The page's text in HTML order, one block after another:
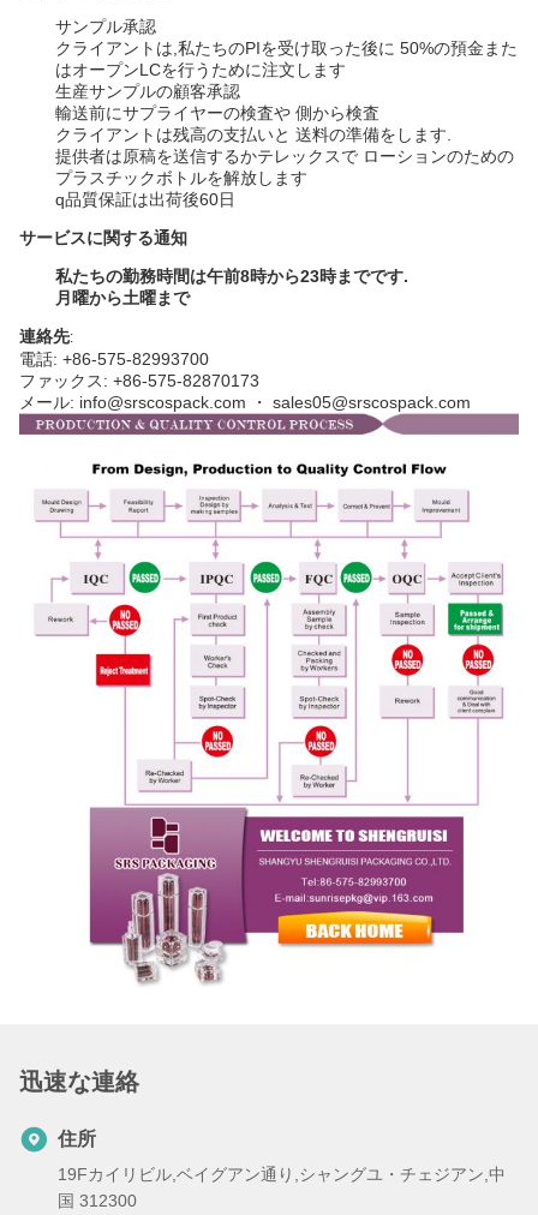
サンプル承認
クライアントは,私たちのPIを受け取った後に 50%の預金また
はオープンLCを行うために注文します
生産サンプルの顧客承認
輸送前にサプライヤーの検査や 側から検査
クライアントは残高の支払いと 送料の準備をします.
提供者は原稿を送信するかテレックスで ローションのための
プラスチックボトルを解放します
q品質保証は出荷後60日
サービスに関する通知
私たちの勤務時間は午前8時から23時までです.
月曜から土曜まで
連絡先:
電話: +86-575-82993700
ファックス: +86-575-82870173
メール: info@srscospack.com ・ sales05@srscospack.com
迅速な連絡
住所
19Fカイリビル,ベイグアン通り,シャングユ・チェジアン,中
国 312300